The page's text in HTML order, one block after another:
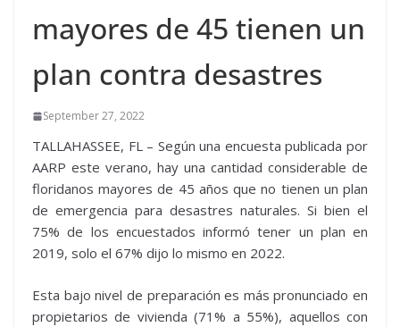
mayores de 45 tienen un
plan contra desastres
September 27, 2022
TALLAHASSEE, FL – Según una encuesta publicada por
AARP este verano, hay una cantidad considerable de
floridanos mayores de 45 años que no tienen un plan
de emergencia para desastres naturales. Si bien el
75% de los encuestados informó tener un plan en
2019, solo el 67% dijo lo mismo en 2022.
Esta bajo nivel de preparación es más pronunciado en
propietarios de vivienda (71% a 55%), aquellos con